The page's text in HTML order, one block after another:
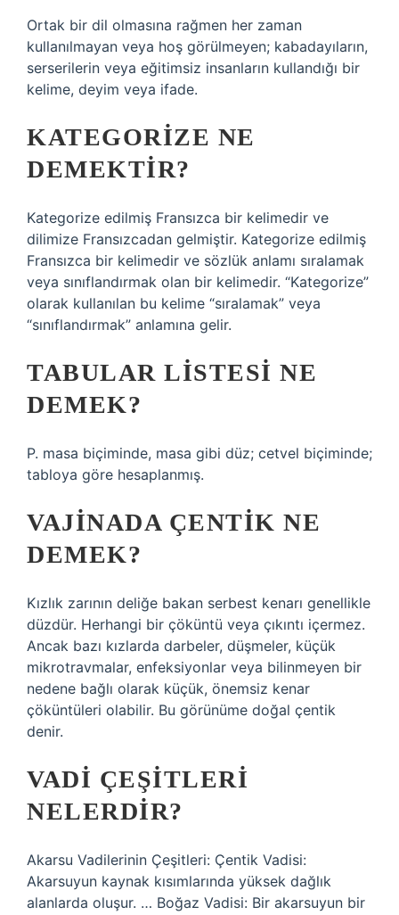
Ortak bir dil olmasına rağmen her zaman
kullanılmayan veya hoş görülmeyen; kabadayıların,
serserilerin veya eğitimsiz insanların kullandığı bir
kelime, deyim veya ifade.
KATEGORIZE NE
DEMEKTIR?
Kategorize edilmiş Fransızca bir kelimedir ve
dilimize Fransızcadan gelmiştir. Kategorize edilmiş
Fransızca bir kelimedir ve sözlük anlamı sıralamak
veya sınıflandırmak olan bir kelimedir. “Kategorize”
olarak kullanılan bu kelime “sıralamak” veya
“sınıflandırmak” anlamına gelir.
TABULAR LISTESI NE
DEMEK?
P. masa biçiminde, masa gibi düz; cetvel biçiminde;
tabloya göre hesaplanmış.
VAJINADA ÇENTIK NE
DEMEK?
Kızlık zarının deliğe bakan serbest kenarı genellikle
düzdür. Herhangi bir çöküntü veya çıkıntı içermez.
Ancak bazı kızlarda darbeler, düşmeler, küçük
mikrotravmalar, enfeksiyonlar veya bilinmeyen bir
nedene bağlı olarak küçük, önemsiz kenar
çöküntüleri olabilir. Bu görünüme doğal çentik
denir.
VADI ÇEŞITLERI
NELERDIR?
Akarsu Vadilerinin Çeşitleri: Çentik Vadisi:
Akarsuyun kaynak kısımlarında yüksek dağlık
alanlarda oluşur. … Boğaz Vadisi: Bir akarsuyun bir